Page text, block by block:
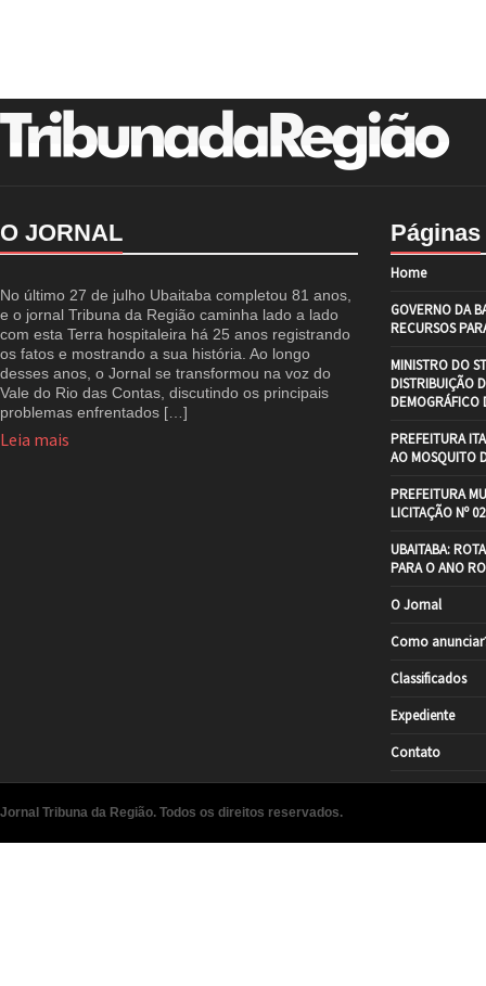
O JORNAL
No último 27 de julho Ubaitaba completou 81 anos,
e o jornal Tribuna da Região caminha lado a lado
com esta Terra hospitaleira há 25 anos registrando
os fatos e mostrando a sua história. Ao longo
desses anos, o Jornal se transformou na voz do
Vale do Rio das Contas, discutindo os principais
problemas enfrentados […]
Leia mais
Páginas
Home
GOVERNO DA
RECURSOS
MINISTRO DO
DISTRIBUIÇÃO
DEMOGRÁFICO
PREFEITURA
AO MOSQUITO
PREFEITURA
LICITAÇÃO Nº
UBAITABA:
PARA O ANO
O Jornal
Como
Classificados
Expediente
Contato
Jornal Tribuna da Região. Todos os direitos reservados.